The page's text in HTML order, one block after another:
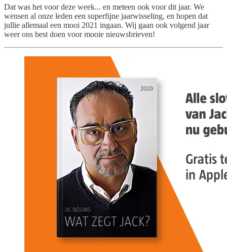
Dat was het voor deze week... en meteen ook voor dit jaar. We
wensen al onze leden een superfijne jaarwisseling, en hopen dat
jullie allemaal een mooi 2021 ingaan. Wij gaan ook volgend jaar
weer ons best doen voor mooie nieuwsbrieven!